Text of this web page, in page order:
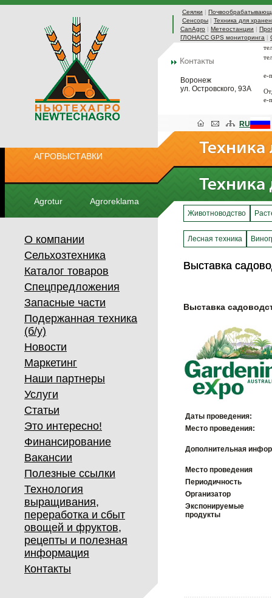
Сеялки |
Сенсоры | Техника для
CanAgro | Метеостанции |
ГЛОНАСС GPS мониторинга |
Воронеж
ул. Островского, 93А
e-
e-
АГРОВЫСТАВКИ
Agrotur Agroreklama
RU
О компании
Сельхозтехника
Каталог товаров
Спецпредложения
Запасные части
Подержанная техника
(б/у)
Новости
Маркетинг
Наши партнеры
Услуги
Статьи
Это интересно!
Финансирование
Вакансии
Полезные ссылки
Технология
выращивания,
переработка и сбыт
овощей и фруктов,
рецепты и полезная
информация
Контакты
Животноводство
Лесная техника
Выставка
Выставка
Выставка
Даты проведения:
Место проведения:
Дополнительная
Место проведения
Периодичность
Организатор
Экспонируемые
продукты